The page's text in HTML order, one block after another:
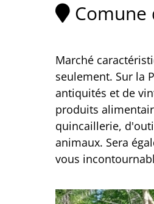
Comune
Marché
seulement. Sur la
antiquités et de
produits
quincaillerie,
animaux. Sera
vous